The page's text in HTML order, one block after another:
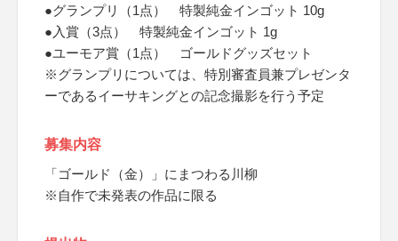
●グランプリ（1点） 特製純金インゴット 10g
●入賞（3点） 特製純金インゴット 1g
●ユーモア賞（1点） ゴールドグッズセット
※グランプリについては、特別審査員兼プレゼンタ
ーであるイーサキングとの記念撮影を行う予定
募集内容
「ゴールド（金）」にまつわる川柳
※自作で未発表の作品に限る